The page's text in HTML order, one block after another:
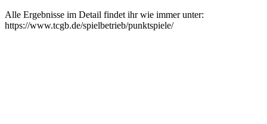
Alle Ergebnisse im Detail findet ihr wie immer unter:
https://www.tcgb.de/spielbetrieb/punktspiele/